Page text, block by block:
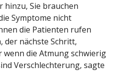
hinzu, Sie brauchen
Symptome nicht
die Patienten rufen
der nächste Schritt,
wenn die Atmung schwierig
Verschlechterung, sagte